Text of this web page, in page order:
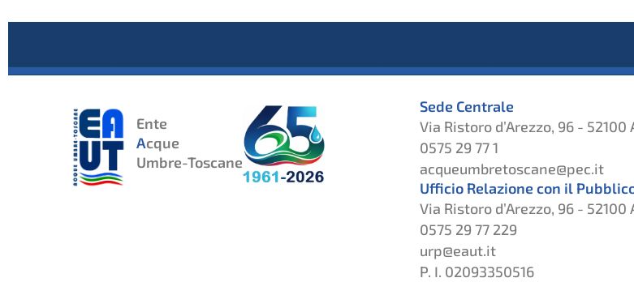
Ente
Acque
Umbre-Toscane
Sede Centrale
Via Ristoro d’Arezzo, 96 - 52100
0575 29 77 1
acqueumbretoscane@pec.it
Ufficio Relazione con il
Via Ristoro d’Arezzo, 96 - 52100
0575 29 77 229
urp@eaut.it
P. I. 02093350516